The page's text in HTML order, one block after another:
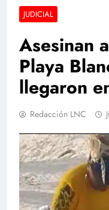
JUDICIAL
Asesinan
Playa
llegaron
Redacción LNC